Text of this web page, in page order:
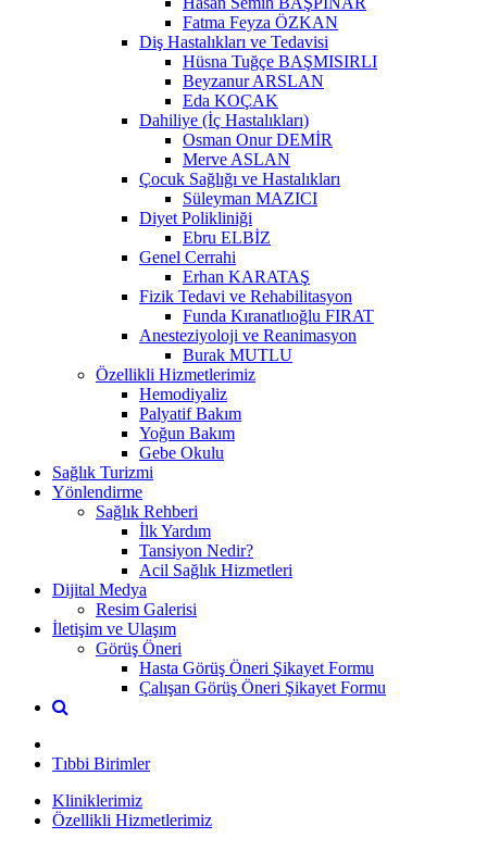
Fatma Feyza ÖZKAN
Diş Hastalıkları ve Tedavisi
Hüsna Tuğçe BAŞMISIRLI
Beyzanur ARSLAN
Eda KOÇAK
Dahiliye (İç Hastalıkları)
Osman Onur DEMİR
Merve ASLAN
Çocuk Sağlığı ve Hastalıkları
Süleyman MAZICI
Diyet Polikliniği
Ebru ELBİZ
Genel Cerrahi
Erhan KARATAŞ
Fizik Tedavi ve Rehabilitasyon
Funda Kıranatlıoğlu FIRAT
Anesteziyoloji ve Reanimasyon
Burak MUTLU
Özellikli Hizmetlerimiz
Hemodiyaliz
Palyatif Bakım
Yoğun Bakım
Gebe Okulu
Sağlık Turizmi
Yönlendirme
Sağlık Rehberi
İlk Yardım
Tansiyon Nedir?
Acil Sağlık Hizmetleri
Dijital Medya
Resim Galerisi
İletişim ve Ulaşım
Görüş Öneri
Hasta Görüş Öneri Şikayet Formu
Çalışan Görüş Öneri Şikayet Formu
Tıbbi Birimler
Kliniklerimiz
Özellikli Hizmetlerimiz